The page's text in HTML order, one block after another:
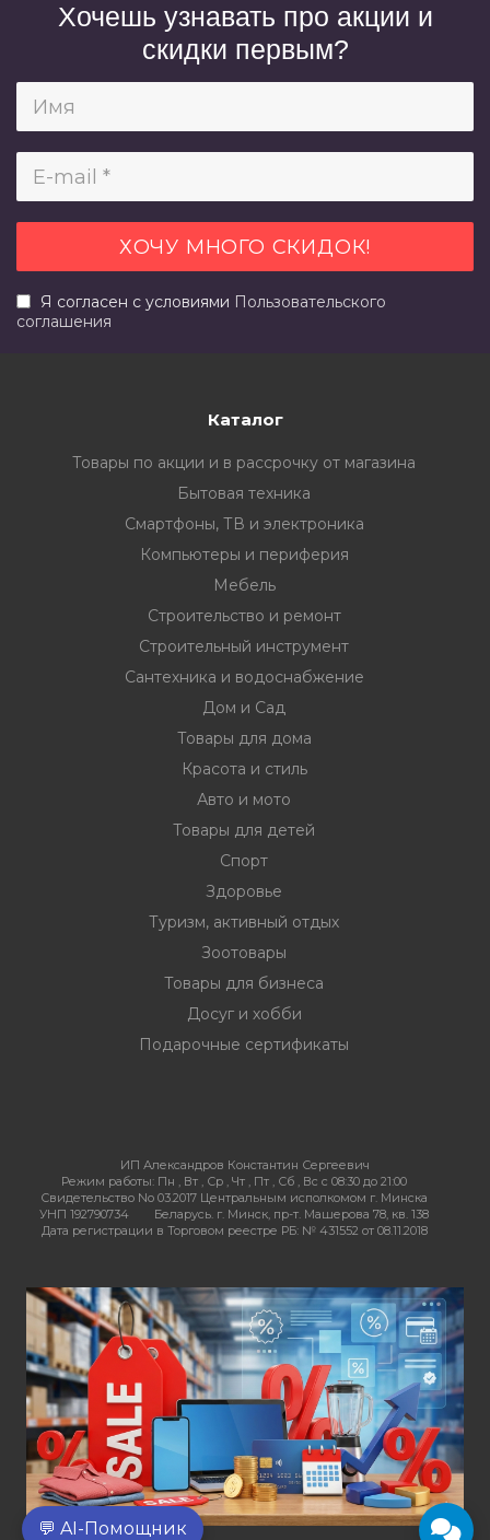
Хочешь узнавать про акции и
скидки первым?
Я согласен с условиями Пользовательского
соглашения
Каталог
Товары по акции и в рассрочку от магазина
Бытовая техника
Смартфоны, ТВ и электроника
Компьютеры и периферия
Мебель
Строительство и ремонт
Строительный инструмент
Сантехника и водоснабжение
Дом и Сад
Товары для дома
Красота и стиль
Авто и мото
Товары для детей
Спорт
Здоровье
Туризм, активный отдых
Зоотовары
Товары для бизнеса
Досуг и хобби
Подарочные сертификаты
ИП Александров Константин Сергеевич
Режим работы: Пн , Вт , Ср , Чт , Пт , Сб , Вс c 08:30 до 21:00
Свидетельство No 03.2017 Центральным исполкомом г. Минска
УНП 192790734
Беларусь. г. Минск, пр-т. Машерова 78, кв. 138
Дата регистрации в Торговом реестре РБ: № 431552 от 08.11.2018
💬 AI-Помощник